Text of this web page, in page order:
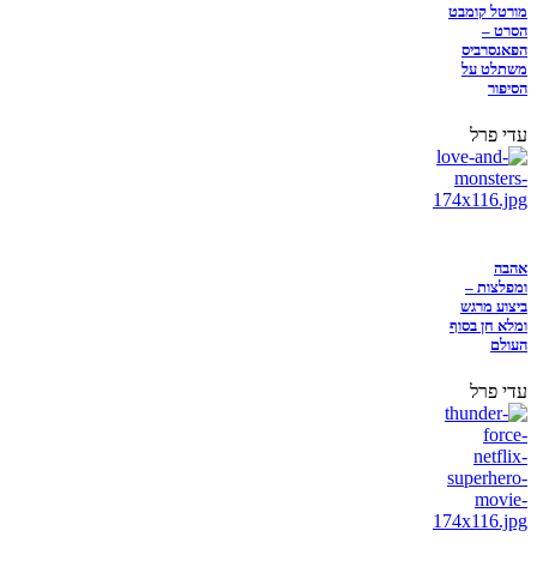
מורטל קומבט
הסרט –
הפאנסרביס
משתלט על
הסיפור
עדי פרל
אהבה
ומפלצות –
ביצוע מרגש
ומלא חן בסוף
העולם
עדי פרל